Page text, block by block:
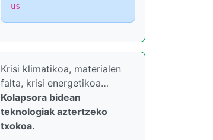
us
Krisi klimatikoa, materialen
falta, krisi energetikoa…
Kolapsora bidean
teknologiak aztertzeko
txokoa.